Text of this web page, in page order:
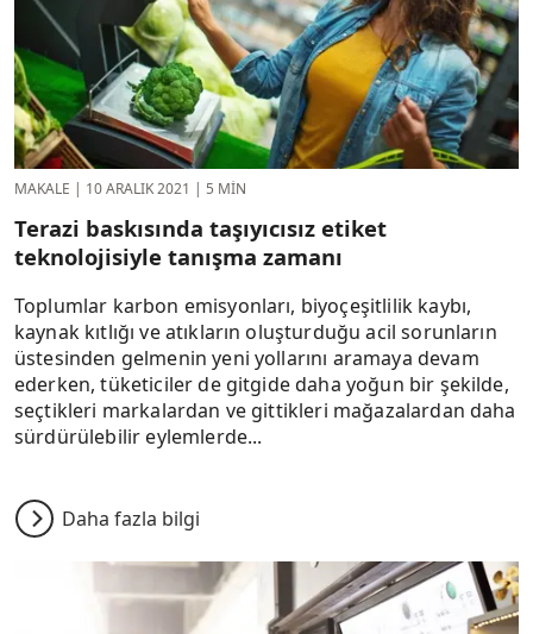
MAKALE | 10 ARALIK 2021 | 5 MIN
Terazi baskısında taşıyıcısız etiket
teknolojisiyle tanışma zamanı
Toplumlar karbon emisyonları, biyoçeşitlilik kaybı,
kaynak kıtlığı ve atıkların oluşturduğu acil sorunların
üstesinden gelmenin yeni yollarını aramaya devam
ederken, tüketiciler de gitgide daha yoğun bir şekilde,
seçtikleri markalardan ve gittikleri mağazalardan daha
sürdürülebilir eylemlerde...
Daha fazla bilgi